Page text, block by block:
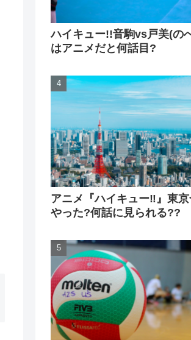
ハイキュー!!音駒vs戸美(の
はアニメだと何話目?
アニメ『ハイキュー‼』東
やった?何話に見られる??